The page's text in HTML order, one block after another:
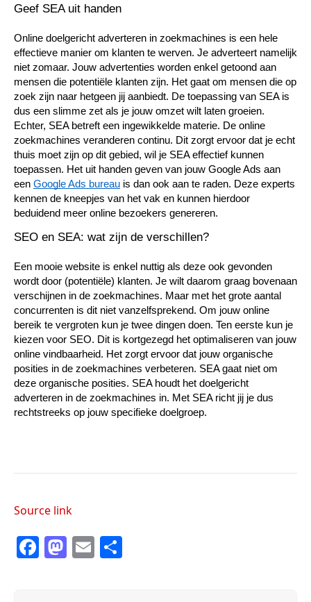
Geef SEA uit handen
Online doelgericht adverteren in zoekmachines is een hele
effectieve manier om klanten te werven. Je adverteert namelijk
niet zomaar. Jouw advertenties worden enkel getoond aan
mensen die potentiële klanten zijn. Het gaat om mensen die op
zoek zijn naar hetgeen jij aanbiedt. De toepassing van SEA is
dus een slimme zet als je jouw omzet wilt laten groeien.
Echter, SEA betreft een ingewikkelde materie. De online
zoekmachines veranderen continu. Dit zorgt ervoor dat je echt
thuis moet zijn op dit gebied, wil je SEA effectief kunnen
toepassen. Het uit handen geven van jouw Google Ads aan
een Google Ads bureau is dan ook aan te raden. Deze experts
kennen de kneepjes van het vak en kunnen hierdoor
beduidend meer online bezoekers genereren.
SEO en SEA: wat zijn de verschillen?
Een mooie website is enkel nuttig als deze ook gevonden
wordt door (potentiële) klanten. Je wilt daarom graag bovenaan
verschijnen in de zoekmachines. Maar met het grote aantal
concurrenten is dit niet vanzelfsprekend. Om jouw online
bereik te vergroten kun je twee dingen doen. Ten eerste kun je
kiezen voor SEO. Dit is kortgezegd het optimaliseren van jouw
online vindbaarheid. Het zorgt ervoor dat jouw organische
posities in de zoekmachines verbeteren. SEA gaat niet om
deze organische posities. SEA houdt het doelgericht
adverteren in de zoekmachines in. Met SEA richt jij je dus
rechtstreeks op jouw specifieke doelgroep.
Source link
F
M E